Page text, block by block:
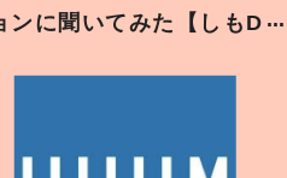
ンに聞いてみた【しもD遅